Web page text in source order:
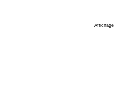
Affichage